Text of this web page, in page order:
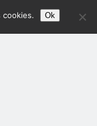
cookies. Ok